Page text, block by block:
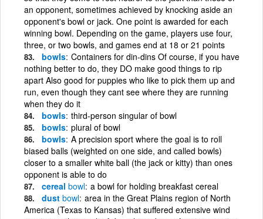
an opponent, sometimes achieved by knocking aside an
opponent's bowl or jack. One point is awarded for each
winning bowl. Depending on the game, players use four,
three, or two bowls, and games end at 18 or 21 points
bowls Containers for din-dins Of course, if you have
nothing better to do, they DO make good things to rip
apart Also good for puppies who like to pick them up and
run, even though they cant see where they are running
when they do it
bowls third-person singular of bowl
bowls plural of bowl
bowls A precision sport where the goal is to roll
biased balls (weighted on one side, and called bowls)
closer to a smaller white ball (the jack or kitty) than ones
opponent is able to do
cereal bowl a bowl for holding breakfast cereal
dust bowl area in the Great Plains region of North
America (Texas to Kansas) that suffered extensive wind